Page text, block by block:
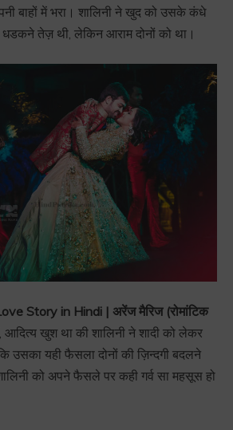
बाहों में भरा। शालिनी ने खुद को उसके कंधे
धडकने तेज़ थी, लेकिन आराम दोनों को था।
Story in Hindi | अरेंज मैरिज (रोमांटिक
खुश था की शालिनी ने शादी को लेकर
उसका यही फैसला दोनों की ज़िन्दगी बदलने
को अपने फैसले पर कही गर्व सा महसूस हो